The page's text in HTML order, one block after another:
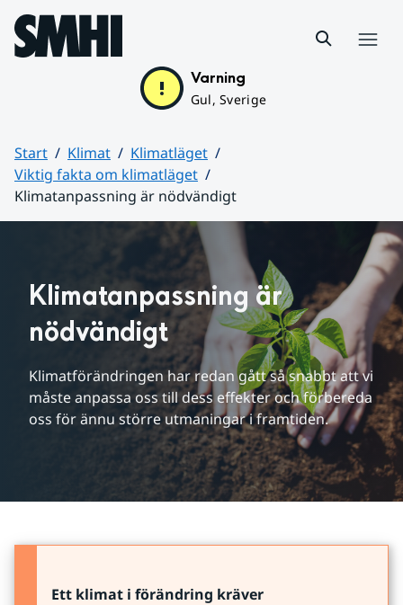
Hoppa till sidans innehåll
Varning
Gul, Sverige
Start Klimat
Klimatläget
Viktig fakta om klimatläget
Klimatanpassning är nödvändigt
Klimatanpassning är
nödvändigt
Klimatförändringen har redan gått så snabbt att vi
måste anpassa oss till dess effekter och förbereda
oss för ännu större utmaningar i framtiden.
Ett klimat i förändring kräver